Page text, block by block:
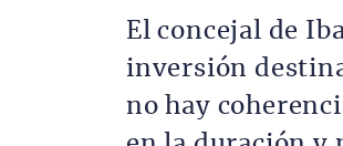
El concejal de
inversión
no hay